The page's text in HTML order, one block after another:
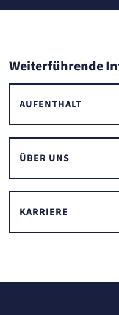
Weiterführende
AUFENTHALT
ÜBER UNS
KARRIERE